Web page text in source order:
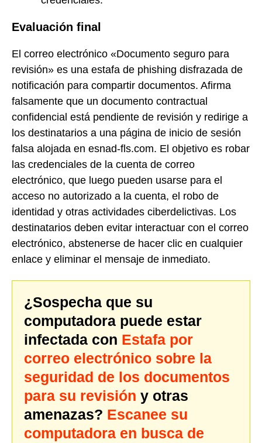
Evaluación final
El correo electrónico «Documento seguro para
revisión» es una estafa de phishing disfrazada de
notificación para compartir documentos. Afirma
falsamente que un documento contractual
confidencial está pendiente de revisión y redirige a
los destinatarios a una página de inicio de sesión
falsa alojada en esnad-fls.com. El objetivo es robar
las credenciales de la cuenta de correo
electrónico, que luego pueden usarse para el
acceso no autorizado a la cuenta, el robo de
identidad y otras actividades ciberdelictivas. Los
destinatarios deben evitar interactuar con el correo
electrónico, abstenerse de hacer clic en cualquier
enlace y eliminar el mensaje de inmediato.
¿Sospecha que su
computadora puede estar
infectada con Estafa por
correo electrónico sobre la
seguridad de los documentos
para su revisión y otras
amenazas? Escanee su
computadora en busca de